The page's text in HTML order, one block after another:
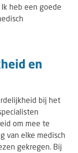
heb een goede
en
bij het
om mee te
van elke medisch
gekregen. Bij